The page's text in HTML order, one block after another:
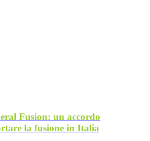
Fusion: un accordo
la fusione in Italia